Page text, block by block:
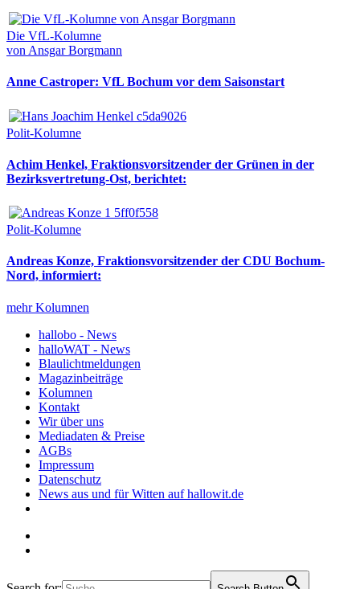
Die VfL-Kolumne
von Ansgar Borgmann
Anne Castroper: VfL Bochum vor dem Saisonstart
Polit-Kolumne
Achim Henkel, Fraktionsvorsitzender der Grünen in der
Bezirksvertretung-Ost, berichtet:
Polit-Kolumne
Andreas Konze, Fraktionsvorsitzender der CDU Bochum-
Nord, informiert:
mehr Kolumnen
hallobo - News
halloWAT - News
Blaulichtmeldungen
Magazinbeiträge
Kolumnen
Kontakt
Wir über uns
Mediadaten & Preise
AGBs
Impressum
Datenschutz
News aus und für Witten auf hallowit.de